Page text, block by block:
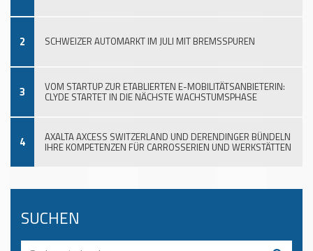
2 SCHWEIZER AUTOMARKT IM JULI MIT BREMSSPUREN
3 VOM STARTUP ZUR ETABLIERTEN E-MOBILITÄTSANBIETERIN:
CLYDE STARTET IN DIE NÄCHSTE WACHSTUMSPHASE
4 AXALTA AXCESS SWITZERLAND UND DERENDINGER BÜNDELN
IHRE KOMPETENZEN FÜR CARROSSERIEN UND WERKSTÄTTEN
SUCHEN